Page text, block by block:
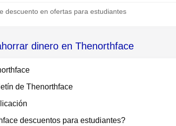
descuento en ofertas para estudiantes
dinero en Thenorthface
de Thenorthface
descuentos para estudiantes?